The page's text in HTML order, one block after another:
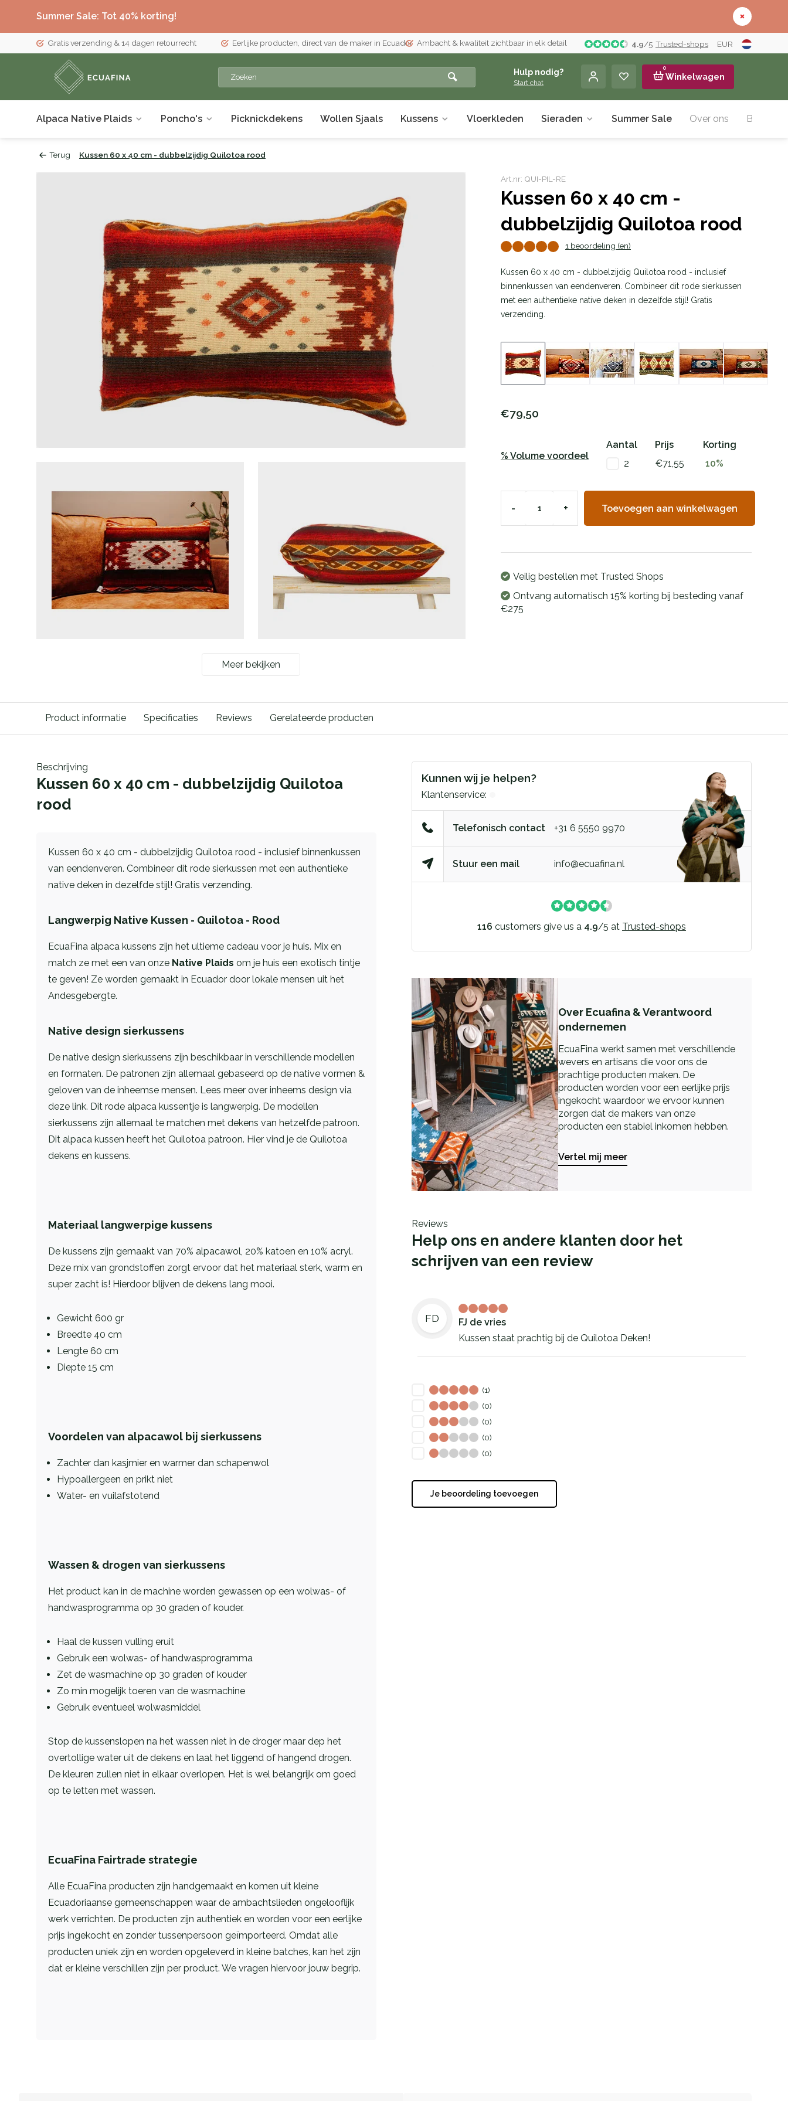
Summer Sale: Tot 40% korting!
Gratis verzending & 14 dagen retourrecht Eerlijke producten, direct van de maker in Ecuador Ambacht & kwaliteit zichtbaar in elk detail 4.9/5 Trusted-shops EUR
Hulp nodig?
Start chat
0
Winkelwagen
Alpaca Native Plaids Poncho's Picknickdekens Wollen Sjaals Kussens Vloerkleden Sieraden Summer Sale Over ons Blog
Terug Kussen 60 x 40 cm - dubbelzijdig Quilotoa rood
Meer bekijken
Art.nr: QUI-PIL-RE
Kussen 60 x 40 cm -
dubbelzijdig Quilotoa rood
1 beoordeling (en)
Kussen 60 x 40 cm - dubbelzijdig Quilotoa rood - inclusief
binnenkussen van eendenveren. Combineer dit rode sierkussen
met een authentieke native deken in dezelfde stijl! Gratis
verzending.
€79,50
% Volume voordeel
Aantal Prijs
Korting
2
€71,55 10%
- + Toevoegen aan winkelwagen
Veilig bestellen met Trusted Shops
Ontvang automatisch 15% korting bij besteding vanaf
€275
Product informatie Specificaties Reviews Gerelateerde producten
Beschrijving
Kussen 60 x 40 cm - dubbelzijdig Quilotoa
rood
Kussen 60 x 40 cm - dubbelzijdig Quilotoa rood - inclusief binnenkussen
van eendenveren. Combineer dit rode sierkussen met een authentieke
native deken in dezelfde stijl! Gratis verzending.
Langwerpig Native Kussen - Quilotoa - Rood
EcuaFina alpaca kussens zijn het ultieme cadeau voor je huis. Mix en
match ze met een van onze Native Plaids om je huis een exotisch tintje
te geven! Ze worden gemaakt in Ecuador door lokale mensen uit het
Andesgebergte.
Native design sierkussens
De native design sierkussens zijn beschikbaar in verschillende modellen
en formaten. De patronen zijn allemaal gebaseerd op de native vormen &
geloven van de inheemse mensen. Lees meer over inheems design via
deze link. Dit rode alpaca kussentje is langwerpig. De modellen
sierkussens zijn allemaal te matchen met dekens van hetzelfde patroon.
Dit alpaca kussen heeft het Quilotoa patroon. Hier vind je de Quilotoa
dekens en kussens.
Materiaal langwerpige kussens
De kussens zijn gemaakt van 70% alpacawol, 20% katoen en 10% acryl.
Deze mix van grondstoffen zorgt ervoor dat het materiaal sterk, warm en
super zacht is! Hierdoor blijven de dekens lang mooi.
Gewicht 600 gr
Breedte 40 cm
Lengte 60 cm
Diepte 15 cm
Voordelen van alpacawol bij sierkussens
Zachter dan kasjmier en warmer dan schapenwol
Hypoallergeen en prikt niet
Water- en vuilafstotend
Wassen & drogen van sierkussens
Het product kan in de machine worden gewassen op een wolwas- of
handwasprogramma op 30 graden of kouder.
Haal de kussen vulling eruit
Gebruik een wolwas- of handwasprogramma
Zet de wasmachine op 30 graden of kouder
Zo min mogelijk toeren van de wasmachine
Gebruik eventueel wolwasmiddel
Stop de kussenslopen na het wassen niet in de droger maar dep het
overtollige water uit de dekens en laat het liggend of hangend drogen.
De kleuren zullen niet in elkaar overlopen. Het is wel belangrijk om goed
op te letten met wassen.
EcuaFina Fairtrade strategie
Alle EcuaFina producten zijn handgemaakt en komen uit kleine
Ecuadoriaanse gemeenschappen waar de ambachtslieden ongelooflijk
werk verrichten. De producten zijn authentiek en worden voor een eerlijke
prijs ingekocht en zonder tussenpersoon geïmporteerd. Omdat alle
producten uniek zijn en worden opgeleverd in kleine batches, kan het zijn
dat er kleine verschillen zijn per product. We vragen hiervoor jouw begrip.
Kunnen wij je helpen?
Klantenservice:
Telefonisch contact +31 6 5550 9970
Stuur een mail info@ecuafina.nl
116 customers give us a 4.9/5 at Trusted-shops
Over Ecuafina & Verantwoord
ondernemen
EcuaFina werkt samen met verschillende
wevers en artisans die voor ons de
prachtige producten maken. De
producten worden voor een eerlijke prijs
ingekocht waardoor we ervoor kunnen
zorgen dat de makers van onze
producten een stabiel inkomen hebben.
Vertel mij meer
Reviews
Help ons en andere klanten door het
schrijven van een review
FD
FJ de vries
Kussen staat prachtig bij de Quilotoa Deken!
(1)
(0)
(0)
(0)
(0)
Je beoordeling toevoegen